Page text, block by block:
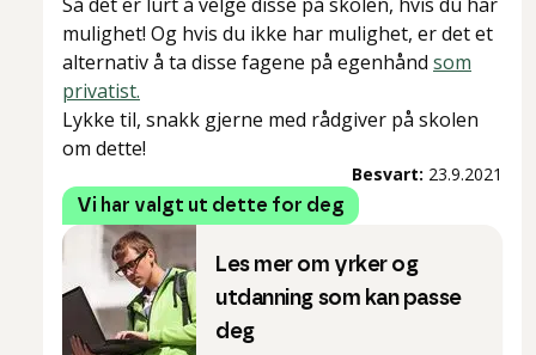
mulighet! Og hvis du ikke har mulighet, er det et
alternativ å ta disse fagene på egenhånd som
privatist.
Lykke til, snakk gjerne med rådgiver på skolen
om dette!
Besvart: 23.9.2021
Vi har valgt ut dette for deg
Les mer om yrker og
utdanning som kan passe
deg